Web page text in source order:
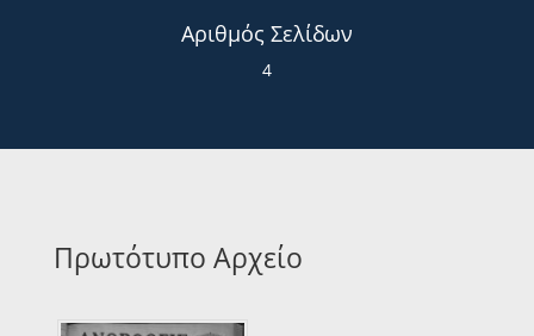
Αριθμός Σελίδων
4
Πρωτότυπο Αρχείο